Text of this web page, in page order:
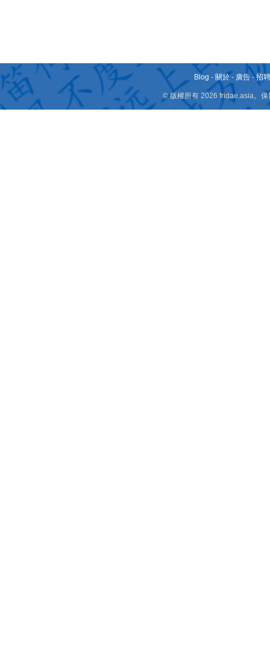
Blog - 關於 - 廣告 -招
© 版權所有 2026 fridae.asia。